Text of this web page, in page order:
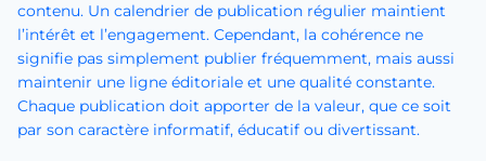
contenu. Un calendrier de publication régulier maintient
l’intérêt et l’engagement. Cependant, la cohérence ne
signifie pas simplement publier fréquemment, mais aussi
maintenir une ligne éditoriale et une qualité constante.
Chaque publication doit apporter de la valeur, que ce soit
par son caractère informatif, éducatif ou divertissant.